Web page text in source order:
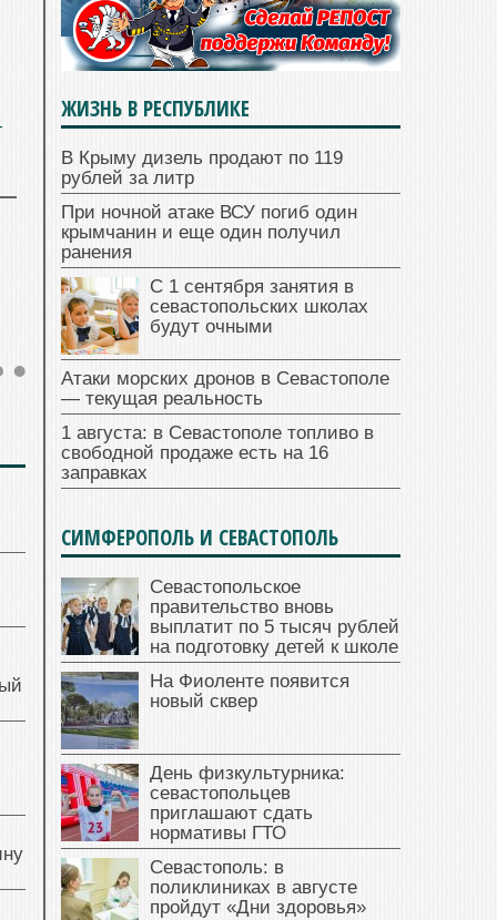
ЖИЗНЬ В РЕСПУБЛИКЕ
В Крыму дизель продают по 119
рублей за литр
При ночной атаке ВСУ погиб один
крымчанин и еще один получил
ранения
С 1 сентября занятия в
севастопольских школах
будут очными
Атаки морских дронов в Севастополе
— текущая реальность
1 августа: в Севастополе топливо в
свободной продаже есть на 16
заправках
СИМФЕРОПОЛЬ И СЕВАСТОПОЛЬ
Севастопольское
правительство вновь
выплатит по 5 тысяч рублей
на подготовку детей к школе
На Фиоленте появится
новый сквер
День физкультурника:
севастопольцев
приглашают сдать
нормативы ГТО
Севастополь: в
поликлиниках в августе
пройдут «Дни здоровья»